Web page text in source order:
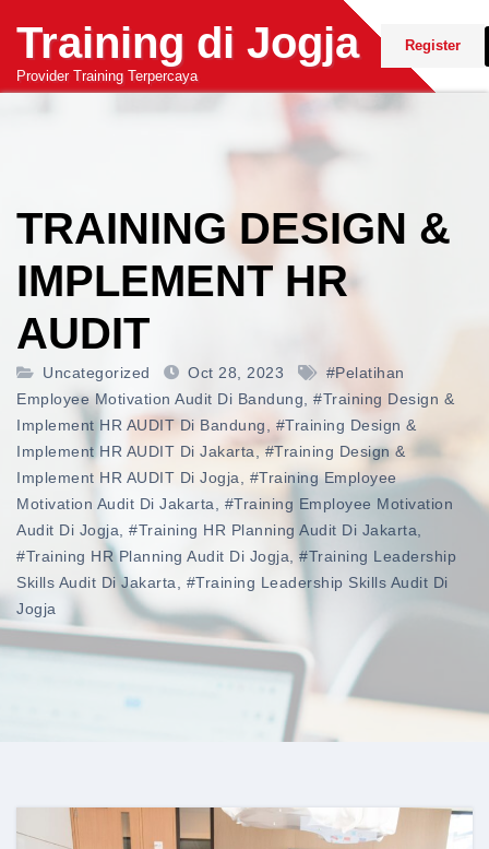
content
Training di Jogja
Provider Training Terpercaya
Register
TRAINING DESIGN &
IMPLEMENT HR
AUDIT
Uncategorized Oct 28, 2023
#pelatihan
Employee Motivation Audit Di Bandung
#training Design &
Implement HR AUDIT Di Bandung
#training Design &
Implement HR AUDIT Di Jakarta,#training Design &
Implement HR AUDIT Di Jogja
#training Employee
Motivation Audit Di Jakarta
#training Employee Motivation
Audit Di Jogja
#training HR Planning Audit Di Jakarta
#training HR Planning Audit Di Jogja
#training Leadership
Skills Audit Di Jakarta
#training Leadership Skills Audit Di
Jogja